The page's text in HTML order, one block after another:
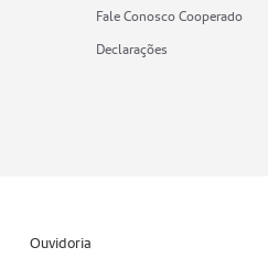
Fale Conosco Cooperado
Declarações
Ouvidoria